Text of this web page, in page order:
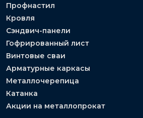
Профнастил
Кровля
Сэндвич-панели
Гофрированный лист
Винтовые сваи
Арматурные каркасы
Металлочерепица
Катанка
Акции на металлопрокат